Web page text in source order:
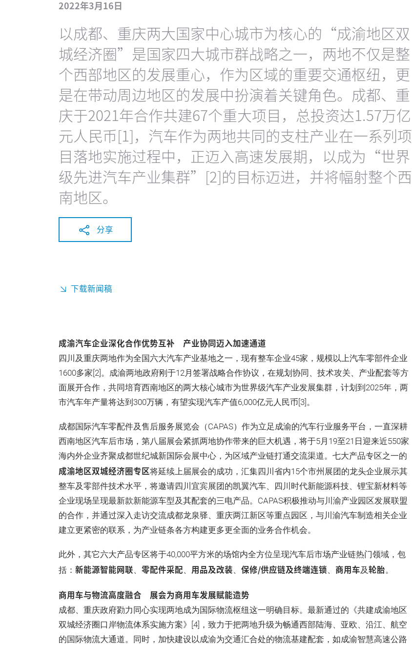
2022年3月16日
以成都、重庆两大国家中心城市为核心的“成渝地区双
城经济圈”是国家四大城市群战略之一，两地不仅是整
个西部地区的发展重心，作为区域的重要交通枢纽，更
是在带动周边地区的发展中扮演着关键角色。成都、重
庆于2021年合作共建67个重大项目，总投资达1.57万亿
元人民币[1]，汽车作为两地共同的支柱产业在一系列项
目落地实施过程中，正迈入高速发展期，以成为“世界
级先进汽车产业集群”[2]的目标迈进，并将幅射整个西
南地区。
分享
下载新闻稿
成渝汽车企业深化合作优势互补 产业协同迈入加速通道
四川及重庆两地作为全国六大汽车产业基地之一，现有整车企业45家，规模以上汽车零部件企业
1600多家[2]。成渝两地政府刚于12月签署战略合作协议，在规划协同、技术攻关、产业配套等方
面展开合作，共同培育西南地区的两大核心城市为世界级汽车产业发展集群，计划到2025年，两
市汽车年产量将达到300万辆，有望实现汽车产值6,000亿元人民币[3]。
成都国际汽车零配件及售后服务展览会（CAPAS）作为立足成渝的汽车行业服务平台，一直深耕
西南地区汽车后市场，第八届展会紧抓两地协作带来的巨大机遇，将于5月19至21日迎来近550家
海内外企业齐聚成都世纪城新国际会展中心，为区域产业链打通交流渠道。七大产品专区之一的
成渝地区双城经济圈专区将延续上届展会的成功，汇集四川省内15个市州展团的龙头企业展示其
整车及零部件技术水平，将邀请四川宜宾展团的凯翼汽车、四川时代新能源科技、锂宝新材料等
企业现场呈现最新款新能源车型及其配套的三电产品。CAPAS积极推动与川渝产业园区发展联盟
的合作，并通过深入走访交流成都龙泉驿、重庆两江新区等重点园区，与川渝汽车制造相关企业
建立更紧密的联系，为产业链条各方构建更多更全面的业务合作机会。
此外，其它六大产品专区将于40,000平方米的场馆内全方位呈现汽车后市场产业链热门领域，包
括： 新能源智能网联、 零配件采配、 用品及改装、 保修/供应链及终端连锁、 商用车及轮胎。
商用车与物流高度融合 展会为商用车发展赋能造势
成都、重庆政府勠力同心实现两地成为国际物流枢纽这一明确目标。最新通过的《共建成渝地区
双城经济圈口岸物流体系实施方案》[4]，致力于把两地升级为畅通西部陆海、亚欧、沿江、航空
的国际物流大通道。同时，加快建设以成渝为交通汇合处的物流基建配套，如成渝智慧高速公路